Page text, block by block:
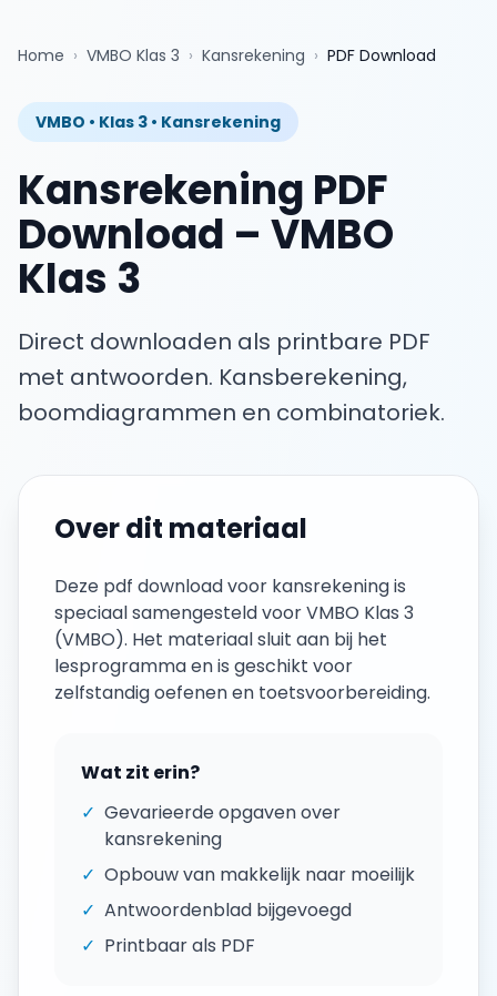
Home › VMBO Klas 3 › Kansrekening › PDF Download
VMBO • Klas 3 • Kansrekening
Kansrekening PDF
Download – VMBO
Klas 3
Direct downloaden als printbare PDF
met antwoorden. Kansberekening,
boomdiagrammen en combinatoriek.
Over dit materiaal
Deze pdf downloadvoor kansrekeningis
speciaal samengesteld voorVMBO Klas 3
(VMBO). Het materiaal sluit aan bij het
lesprogramma en is geschikt voor
zelfstandig oefenen en toetsvoorbereiding.
Wat zit erin?
✓ Gevarieerde opgaven over
kansrekening
✓ Opbouw van makkelijk naar moeilijk
✓ Antwoordenblad bijgevoegd
✓ Printbaar als PDF